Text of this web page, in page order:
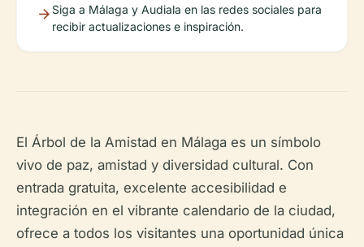
Siga a Málaga y Audiala en las redes sociales para
recibir actualizaciones e inspiración.
El Árbol de la Amistad en Málaga es un símbolo
vivo de paz, amistad y diversidad cultural. Con
entrada gratuita, excelente accesibilidad e
integración en el vibrante calendario de la ciudad,
ofrece a todos los visitantes una oportunidad única